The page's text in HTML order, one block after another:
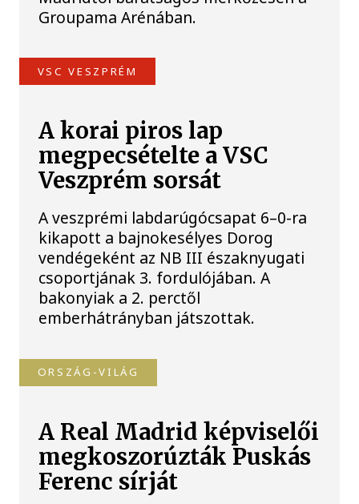
Groupama Arénában.
VSC VESZPRÉM
A korai piros lap
megpecsételte a VSC
Veszprém sorsát
A veszprémi labdarúgócsapat 6–0-ra
kikapott a bajnokesélyes Dorog
vendégeként az NB III északnyugati
csoportjának 3. fordulójában. A
bakonyiak a 2. perctől
emberhátrányban játszottak.
ORSZÁG-VILÁG
A Real Madrid képviselői
megkoszorúzták Puskás
Ferenc sírját